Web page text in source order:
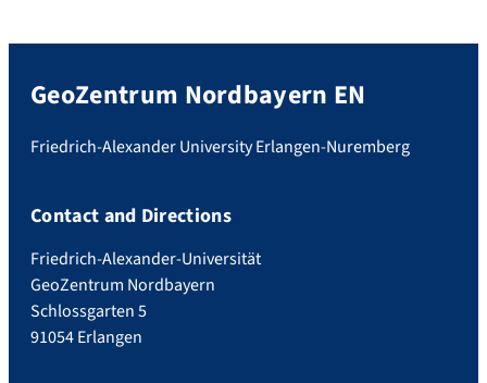
GeoZentrum Nordbayern EN
Friedrich-Alexander University Erlangen-Nuremberg
Contact and Directions
Friedrich-Alexander-Universität
GeoZentrum Nordbayern
Schlossgarten 5
91054 Erlangen